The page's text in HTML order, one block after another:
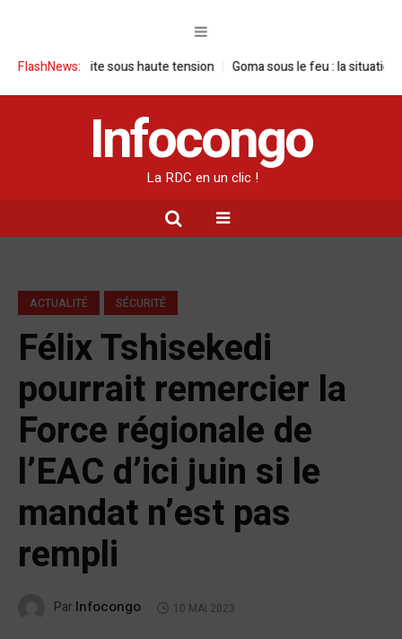
FlashNews:
sous haute tension Goma sous le feu : la situation humanitaire
Infocongo
La RDC en un clic !
ACTUALITÉ SÉCURITÉ
Félix Tshisekedi
pourrait remercier la
Force régionale de
l’EAC d’ici juin si le
mandat n’est pas
rempli
Par Infocongo 10 MAI 2023